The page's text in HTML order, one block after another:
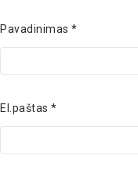
Pavadinimas *
El.paštas *